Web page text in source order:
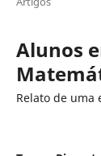
Alunos
Relato de uma